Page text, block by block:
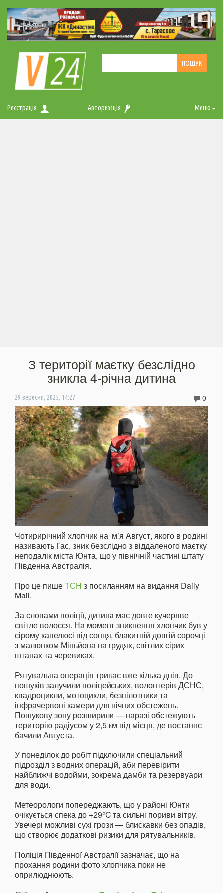
Реєстрація Авторизація Меню
З території маєтку безслідно
зникла 4-річна дитина
29 вересня, 2025, 14:27 0
Чотирирічний хлопчик на ім’я Август, якого в родині
називають Гас, зник безслідно з віддаленого маєтку
неподалік міста Юнта, що у північній частині штату
Південна Австралія.
Про це пишеТСН з посиланням на видання Daily
Mail.
За словами поліції, дитина має довге кучеряве
світле волосся. На момент зникнення хлопчик був у
сірому капелюсі від сонця, блакитній довгій сорочці
з малюнком Міньйона на грудях, світлих сірих
штанах та черевиках.
Рятувальна операція триває вже кілька днів. До
пошуків залучили поліцейських, волонтерів ДСНС,
квадроцикли, мотоцикли, безпілотники та
інфрачервоні камери для нічних обстежень.
Пошукову зону розширили — наразі обстежують
територію радіусом у 2,5 км від місця, де востаннє
бачили Августа.
У понеділок до робіт підключили спеціальний
підрозділ з водних операцій, аби перевірити
найближчі водойми, зокрема дамби та резервуари
для води.
Метеорологи попереджають, що у районі Юнти
очікується спека до +29°C та сильні пориви вітру.
Увечері можливі сухі грози — блискавки без опадів,
що створює додаткові ризики для рятувальників.
Поліція Південної Австралії зазначає, що на
прохання родини фото хлопчика поки не
оприлюднюють.